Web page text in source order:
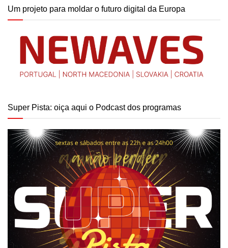
Um projeto para moldar o futuro digital da Europa
Super Pista: oiça aqui o Podcast dos programas